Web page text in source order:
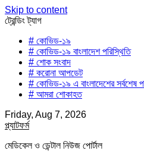
Skip to content
ট্রেন্ডিং ট্যাগ
# কোভিড-১৯
# কোভিড-১৯ বাংলাদেশ পরিস্থিতি
# শোক সংবাদ
# করোনা আপডেট
# কোভিড-১৯ এ বাংলাদেশের সর্বশেষ
# আমরা শোকাহত
Friday, Aug 7, 2026
প্ল্যাটফর্ম
মেডিকেল ও ডেন্টাল নিউজ পোর্টাল